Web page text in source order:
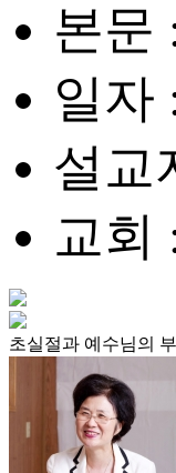
본문
일자
설교
교회
초실절과 예수님의